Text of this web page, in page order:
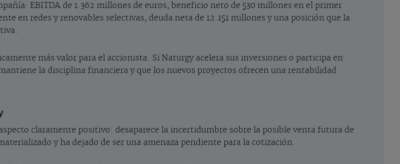
EBITDA de 1.362 millones de euros, beneficio neto de 530 millones en el primer
en redes y renovables selectivas, deuda neta de 12.151 millones y una posición que la
más valor para el accionista. Si Naturgy acelera sus inversiones o participa en
la disciplina financiera y que los nuevos proyectos ofrecen una rentabilidad
claramente positivo: desaparece la incertidumbre sobre la posible venta futura de
y ha dejado de ser una amenaza pendiente para la cotización.